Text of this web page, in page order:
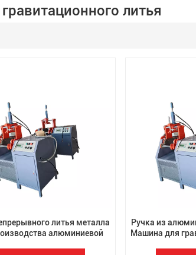
литья
литья металла
алюминиевой
Ручка из
Машина для